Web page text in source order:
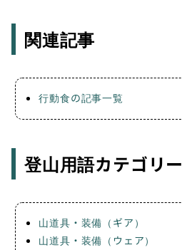
関連記事
行動食の記事一覧
登山用語カテゴリー
山道具・装備（ギア）
山道具・装備（ウェア）